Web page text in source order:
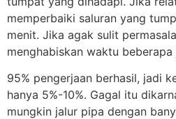
memperbaiki saluran yang
menit. Jika agak sulit
menghabiskan waktu beberapa
95% pengerjaan berhasil, jadi
hanya 5%-10%. Gagal itu
mungkin jalur pipa dengan